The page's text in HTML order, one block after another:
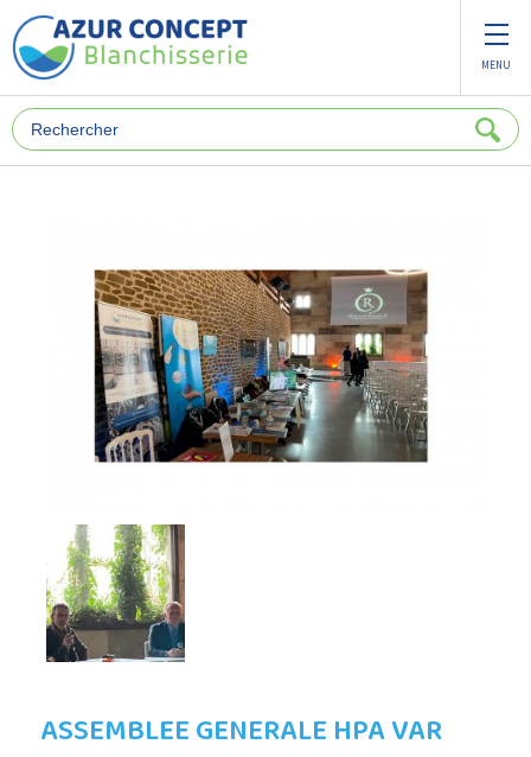
MENU
ASSEMBLEE GENERALE HPA VAR
Panneau de gestion des cookies